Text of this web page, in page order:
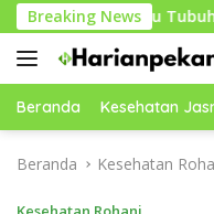
Langsung
ke
konten
Breaking News
Tubuh Lebih
Beranda Kesehatan
Beranda Kesehatan